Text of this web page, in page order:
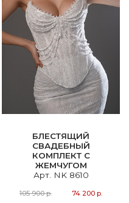
БЛЕСТЯЩИЙ
СВАДЕБНЫЙ
КОМПЛЕКТ С
ЖЕМЧУГОМ
Арт. NK 8610
105 900 р. 74 200 р.